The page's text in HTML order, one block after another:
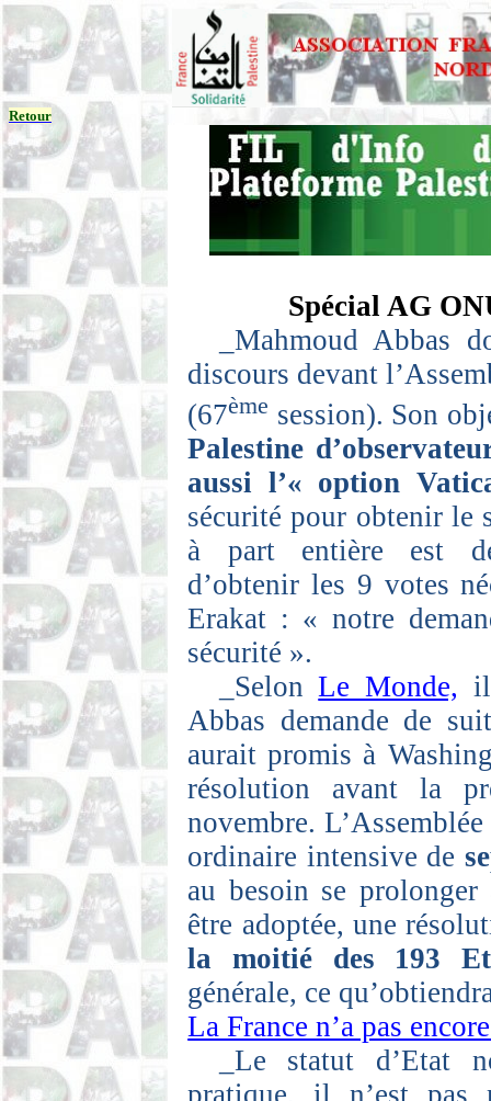
Retour
Spécial AG
_Mahmoud Abbas
discours devant
(67ème session). Son
Palestine
aussi l’« option
sécurité pour obtenir le
à part entière est
d’obtenir les 9 votes
Erakat : « notre
sécurité ».
_Selon Le Monde,
Abbas demande de
aurait promis à
résolution avant la
novembre.
ordinaire intensive de
au besoin se
être adoptée, une
la moitié des 193
générale, ce
La France n’a pas
_Le statut d’Etat
pratique, il n’est pas